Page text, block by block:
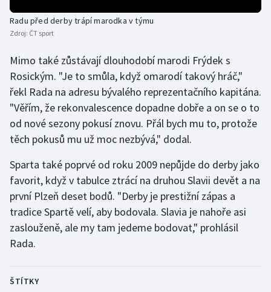
Triatlon
Vodní slalom
Volejbal
Ostatní
Radu před derby trápí marodka v týmu
Zdroj: ČT sport
Mimo také zůstávají dlouhodobí marodi Frýdek s
Rosickým. "Je to smůla, když omarodí takový hráč,"
řekl Rada na adresu bývalého reprezentačního kapitána.
"Věřím, že rekonvalescence dopadne dobře a on se o to
od nové sezony pokusí znovu. Přál bych mu to, protože
těch pokusů mu už moc nezbývá," dodal.
Sparta také poprvé od roku 2009 nepůjde do derby jako
favorit, když v tabulce ztrácí na druhou Slavii devět a na
první Plzeň deset bodů. "Derby je prestižní zápas a
tradice Spartě velí, aby bodovala. Slavia je nahoře asi
zaslouženě, ale my tam jedeme bodovat," prohlásil
Rada.
ŠTÍTKY